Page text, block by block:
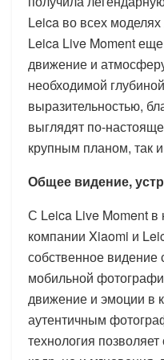
Leica во всех
Leica Live Moment
движение и
необходимой
выразительностью,
выглядят по-
крупным планом, так
Общее видение,
С Leica Live Moment в
компании Xiaomi и
собственное видение
мобильной
движение и эмоции в
аутентичным
технология